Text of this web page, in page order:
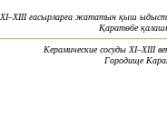
ХІ–ХІІІ ғасырларға жататын қыш
Қаратөбе
Керамические сосуды XI–XIII
Городище